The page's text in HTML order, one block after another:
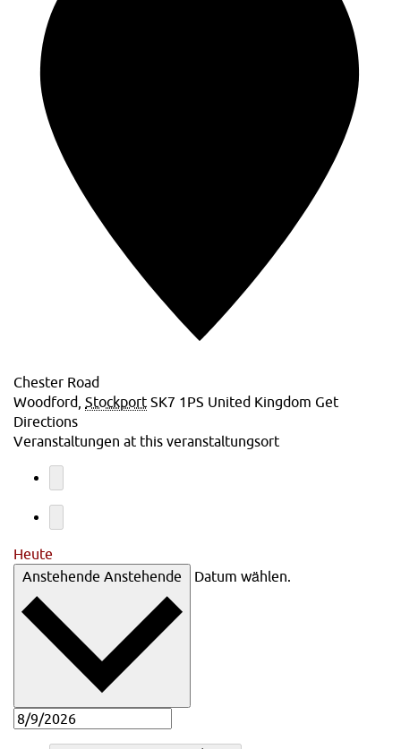
Chester Road
Woodford Stockport SK7 1PS United Kingdom Get
Directions
Veranstaltungen at this veranstaltungsort
Heute
Anstehende Anstehende Datum wählen.